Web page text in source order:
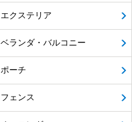
エクステリア
ベランダ・バルコニー
ポーチ
フェンス